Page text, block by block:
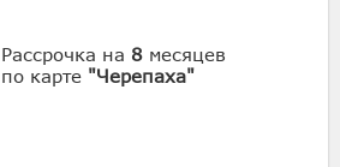
Рассрочка на 8 месяцев
по карте "Черепаха"